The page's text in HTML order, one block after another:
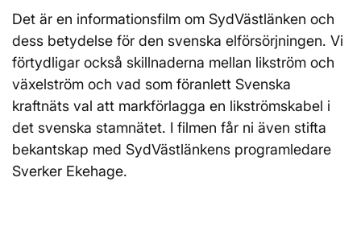
Det är en informationsfilm om SydVästlänken och
dess betydelse för den svenska elförsörjningen. Vi
förtydligar också skillnaderna mellan likström och
växelström och vad som föranlett Svenska
kraftnäts val att markförlagga en likströmskabel i
det svenska stamnätet. I filmen får ni även stifta
bekantskap med SydVästlänkens programledare
Sverker Ekehage.